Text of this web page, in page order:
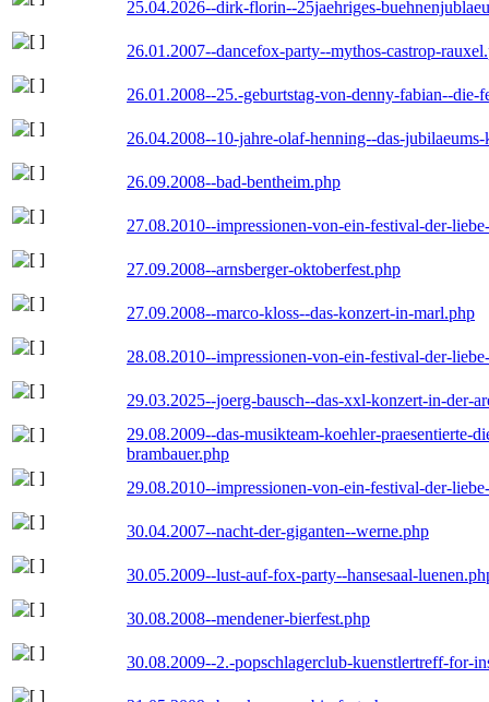
25.04.2026--dirk-florin--25jaehriges-
26.01.2007--dancefox-party--mythos-castrop-
26.01.2008--25.-geburtstag-von-denny-fabian--die-
26.04.2008--10-jahre-olaf-henning--das-
26.09.2008--bad-bentheim.php
27.08.2010--impressionen-von-ein-festival-der-
27.09.2008--arnsberger-oktoberfest.php
27.09.2008--marco-kloss--das-konzert-in-marl.php
28.08.2010--impressionen-von-ein-festival-der-
29.03.2025--joerg-bausch--das-xxl-konzert-in-der-
29.08.2009--das-musikteam-koehler-praesentierte-
brambauer.php
29.08.2010--impressionen-von-ein-festival-der-
30.04.2007--nacht-der-giganten--werne.php
30.05.2009--lust-auf-fox-party--hansesaal-
30.08.2008--mendener-bierfest.php
30.08.2009--2.-popschlagerclub-kuenstlertreff-for-